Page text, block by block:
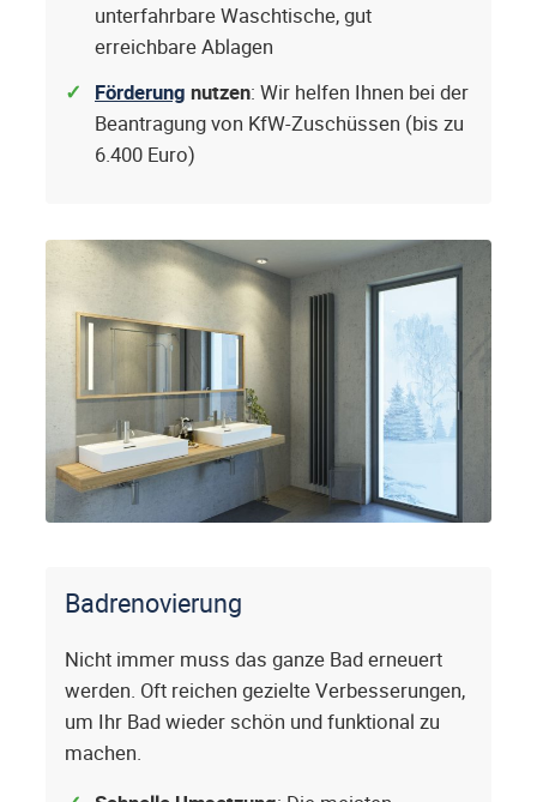
unterfahrbare Waschtische, gut
erreichbare Ablagen
Förderung nutzen: Wir helfen Ihnen bei der
Beantragung von KfW-Zuschüssen (bis zu
6.400 Euro)
Badrenovierung
Nicht immer muss das ganze Bad erneuert
werden. Oft reichen gezielte Verbesserungen,
um Ihr Bad wieder schön und funktional zu
machen.